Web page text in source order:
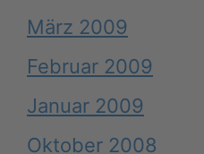
März 2009
Februar 2009
Januar 2009
Oktober 2008